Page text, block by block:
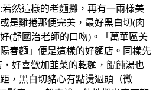
然這樣的老麵攤，再有一兩樣美
是雞捲那便完美，最好黑白切(肉
(舒國治老師的口吻)。「萬華區美
春麵」便是這樣的好麵店。同樣先
好喜歡加韮菜的乾麵，餛飩湯也
，黑白切豬心有點燙過頭（微